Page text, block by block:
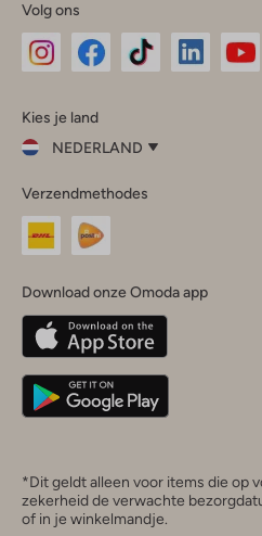
Volg ons
InstagramFacebook
Kies je land
NEDERLAND
je
land
Nederland
Belgique(Français)
Deutschland
Verzendmethodes
Download onze Omoda app
*Dit geldt alleen voor items die op
zekerheid de verwachte
of in je winkelmandje.